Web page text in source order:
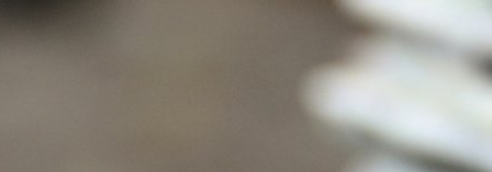
Bürgerservice & Rathaus